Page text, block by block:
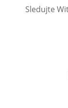
Sledujte